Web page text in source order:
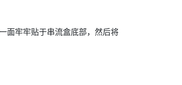
面牢牢贴于串流盒底部，然后将